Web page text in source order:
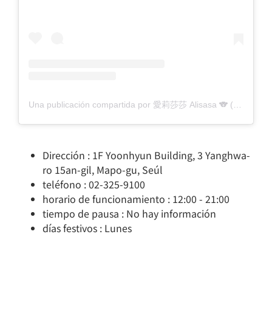
Dirección : 1F Yoonhyun Building, 3 Yanghwa-
ro 15an-gil, Mapo-gu, Seúl
teléfono : 02-325-9100
horario de funcionamiento : 12:00 - 21:00
tiempo de pausa : No hay información
días festivos : Lunes